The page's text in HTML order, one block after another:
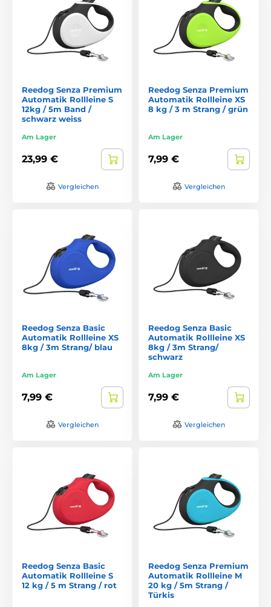
Reedog Senza Premium
Automatik Rollleine S
12kg / 5m Band /
schwarz weiss
Am Lager
23,99 €
Vergleichen
Reedog Senza Premium
Automatik Rollleine XS
8 kg / 3 m Strang / grün
Am Lager
7,99 €
Vergleichen
Reedog Senza Basic
Automatik Rollleine XS
8kg / 3m Strang/ blau
Am Lager
7,99 €
Vergleichen
Reedog Senza Basic
Automatik Rollleine XS
8kg / 3m Strang/
schwarz
Am Lager
7,99 €
Vergleichen
Reedog Senza Basic
Automatik Rollleine S
12 kg / 5 m Strang / rot
Reedog Senza Premium
Automatik Rollleine M
20 kg / 5m Strang /
Türkis